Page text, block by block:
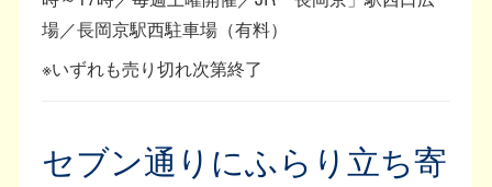
場／長岡京駅西駐車場（有料）
※いずれも売り切れ次第終了
セブン通りにふらり立ち寄